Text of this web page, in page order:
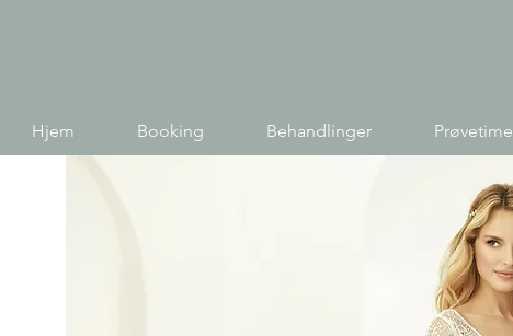
Hjem Booking Behandlinger Prøvetime